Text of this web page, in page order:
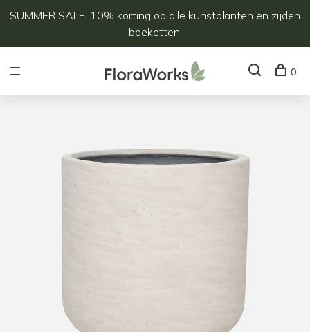
SUMMER SALE: 10% korting op alle kunstplanten en zijden
boeketten!
0